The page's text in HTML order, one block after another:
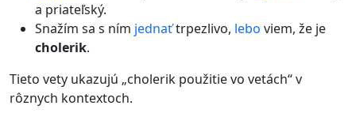
a priateľský.
Snažím sa s ním jednaťtrpezlivo, lebo viem, že je
cholerik.
Tieto vety ukazujú „cholerik použitie vo vetách“ v
rôznych kontextoch.